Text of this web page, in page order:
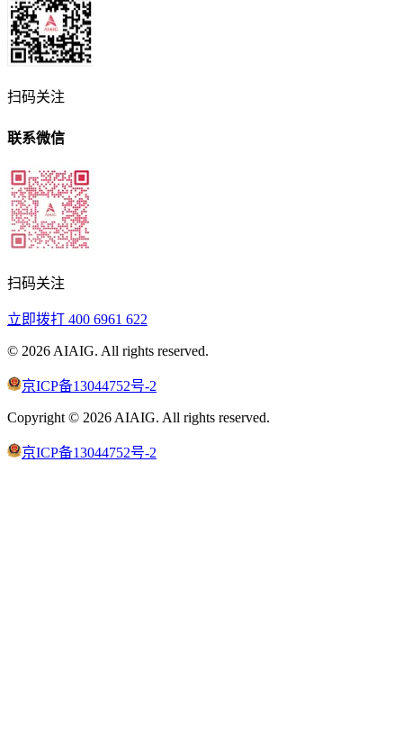
扫码关注
联系微信
扫码关注
立即拨打 400 6961 622
© 2026 AIAIG. All rights reserved.
京ICP备13044752号-2
Copyright © 2026 AIAIG. All rights reserved.
京ICP备13044752号-2